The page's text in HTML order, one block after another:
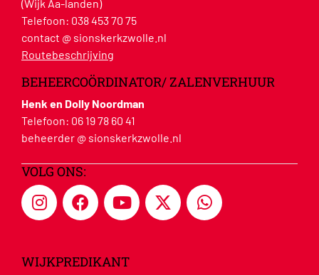
(Wijk Aa-landen)
Telefoon: 038 453 70 75
contact @ sionskerkzwolle.nl
Routebeschrijving
BEHEERCOÖRDINATOR/ ZALENVERHUUR
Henk en Dolly Noordman
Telefoon: 06 19 78 60 41
beheerder @ sionskerkzwolle.nl
VOLG ONS:
WIJKPREDIKANT